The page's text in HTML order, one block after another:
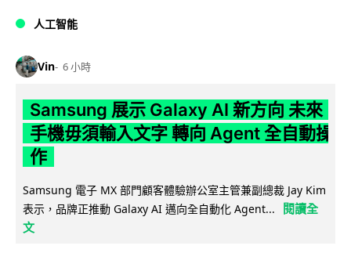
人工智能
Vin 6 小時
Samsung 展示 Galaxy AI 新方向 未來
手機毋須輸入文字 轉向 Agent 全自動操
作
Samsung 電子 MX 部門顧客體驗辦公室主管兼副總裁 Jay Kim
表示，品牌正推動 Galaxy AI 邁向全自動化 Agent...
閱讀全
文